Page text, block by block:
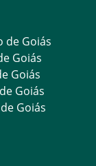
de Goiás
Goiás
Goiás
Goiás
Goiás